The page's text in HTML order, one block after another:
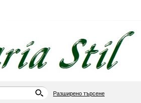
Разширено търсене